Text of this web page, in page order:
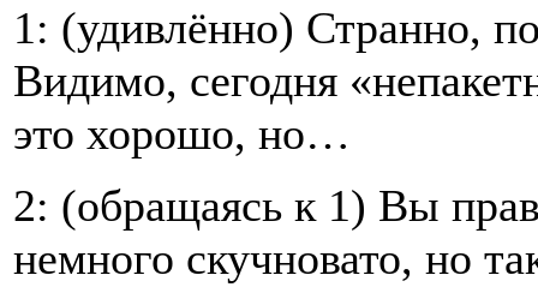
1: (удивлённо) Странно,
Видимо, сегодня
это хорошо, но…
2: (обращаясь к 1) Вы
немного скучновато, но